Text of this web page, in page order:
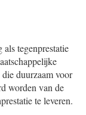
tegenprestatie
duurzaam voor
worden van de
te leveren.